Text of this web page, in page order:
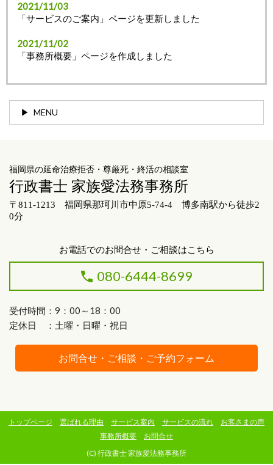
2021/11/03
「サービスのご案内」ページを更新しました
2021/11/02
「事務所概要」ページを作成しました
MENU
福岡県の延命治療拒否・尊厳死・終活の相談室
行政書士 家族愛法務事務所
〒811-1213 福岡県那珂川市中原5-74-4 博多南駅から徒歩2
0分
お電話でのお問合せ・ご相談はこちら
080-6444-8699
受付時間：9：00～18：00
定休日 ：土曜・日曜・祝日
お問合せ・ご相談・ご予約フォーム
(C) 行政書士 家族愛法務事務所
トップページ 選ばれる理由 サービス案内 サービスの流れ
お客さまの声
事務所概要
お問合せ